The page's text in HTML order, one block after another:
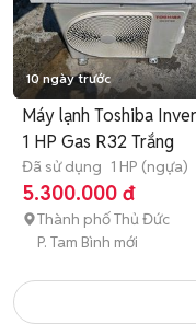
10 ngày trước
Máy lạnh Toshiba
1 HP Gas R32 Trắng
Đã sử dụng 1 HP (ngựa)
5.300.000 đ
Thành phố Thủ Đức
P. Tam Bình mới